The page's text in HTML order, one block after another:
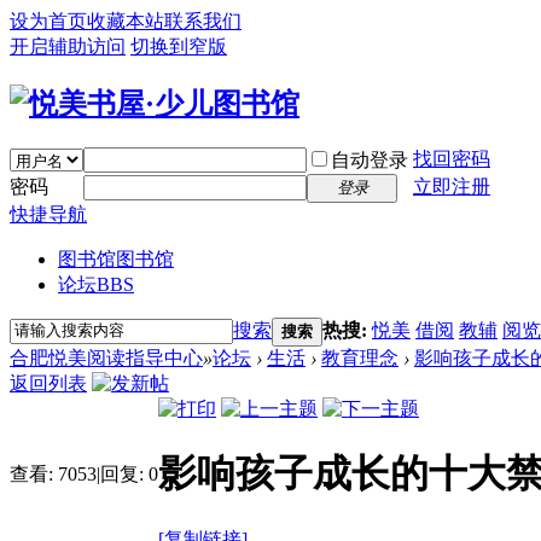
设为首页收藏本站联系我们
开启辅助访问 切换到窄版
自动登录 找回密码
密码
登录
立即注册
快捷导航
图书馆图书馆
论坛BBS
搜索 搜索 热搜:悦美 借阅 教辅 阅览
合肥悦美阅读指导中心»论坛 › 生活 › 教育理念 › 影响孩子成长
返回列表
查看: 7053|回复: 0影响孩子成长的十大